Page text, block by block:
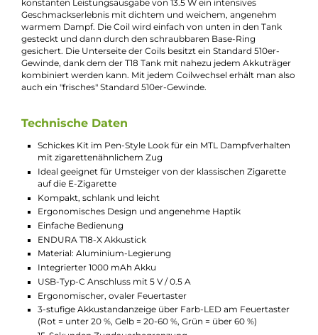
und ergonomisch in der Hand. Dank der Verwendung einer
Aluminium-Legierung ist er zudem angenehm leicht. Sein
integrierter 1000 mAh Akku bietet ausdauernde Kraftreserven
und kann über den USB Typ-C Anschluss mit bis zu 0.5 A
Ladestrom wieder aufgeladen werden. Der ergonomische
oval geformte Feuertaster erlaubt eine komfortable
und eine integrierte Farb-LED informiert den Dampfer über
Leistungsausgabe von 13.5 Watt, die optimal auf die 1.5 Ohm
Prism Coil des T18-X Tanks abgestimmt ist.
Der PRISM T18 Tank besteht aus Borosilikatglas, das von
Käfig aus Edelstahl umgeben wird und ihn somit vor
Beschädigungen geschützt. Über das praktische Top-Fill
gelangen bis zu 2.5 ml Liquid schnell und sauber in das
Tankinnere. Das ergonomische 510er Drip Tip lässt sich auf
Wunsch auch ersetzen und ist bestens für ein klassisch-
MTL/Backendampfen geeignet. Die Bottom-Airflow des T18
Tanks ist nicht veränderbar und nahezu perfekt auf ein
zigarettenähnliches Zugverhalten hin abgestimmt. Dies
erleichtert insbesondere Rauchern den einfachen und
Umstieg auf das tolle Kit. Zudem ist der Tankaufbau sehr
gehalten (Top-Cap, Tank mit Glas, Base-Ring zur Sicherung
Coil), was eine einfache Bedienung und eine unkomplizierte